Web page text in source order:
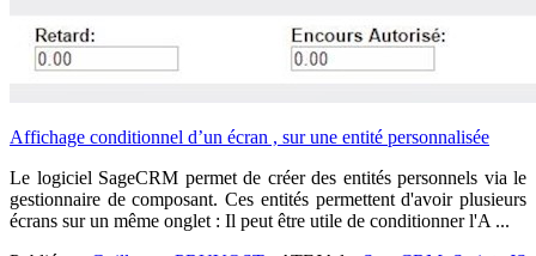
Affichage conditionnel d’un écran , sur une entité personnalisée
Le logiciel SageCRM permet de créer des entités personnels via le
gestionnaire de composant. Ces entités permettent d'avoir plusieurs
écrans sur un même onglet : Il peut être utile de conditionner l'A ...